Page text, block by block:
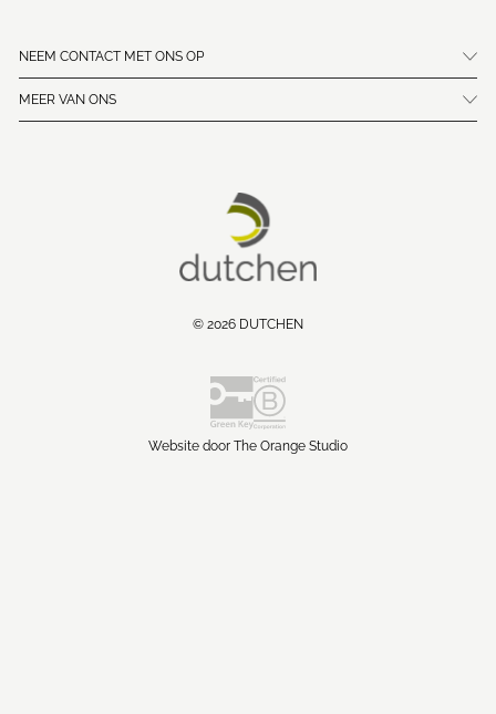
NEEM CONTACT MET ONS OP
MEER VAN ONS
© 2026 DUTCHEN
Website door The Orange Studio